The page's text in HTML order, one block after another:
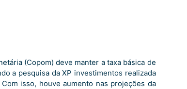
(Copom) deve manter a taxa básica de
a pesquisa da XP investimentos realizada
isso, houve aumento nas projeções da